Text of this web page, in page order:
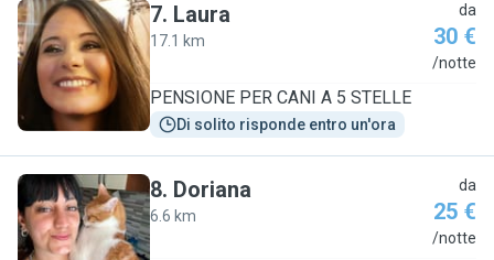
L
7. Laura
17.1 km
da
30 €
/notte
PENSIONE PER CANI A 5 STELLE
Di solito risponde entro un'ora
D
8. Doriana
6.6 km
da
25 €
/notte